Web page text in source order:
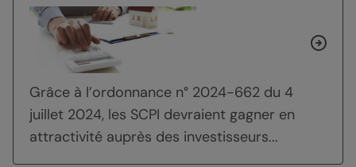
Grâce à l’ordonnance n° 2024-662 du 4
juillet 2024, les SCPI devraient gagner en
attractivité auprès des investisseurs...